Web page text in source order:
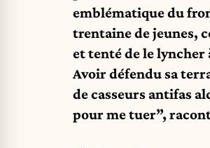
emblématique du
trentaine de jeunes,
et tenté de le lyncher
Avoir défendu sa
de casseurs antifas
pour me tuer”,